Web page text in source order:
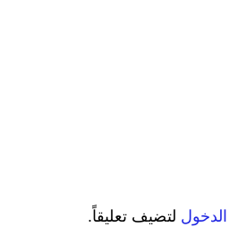
لتضيف تعليقاً.